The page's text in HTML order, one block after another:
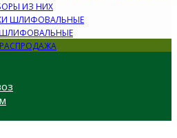
ИЗ НИХ
РАСПРОДАЖА